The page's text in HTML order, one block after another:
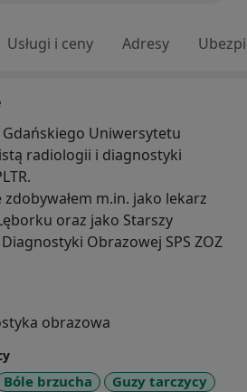
Usługi i ceny Adresy
Uniwersytetu
radiologii i diagnostyki
m.in. jako lekarz
oraz jako Starszy
Obrazowej SPS ZOZ
obrazowa
Bóle brzucha
Guzy tarczycy